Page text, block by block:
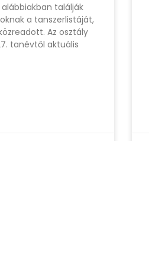
találják
a tanszerlistáját,
Az osztály
tanévtől aktuális